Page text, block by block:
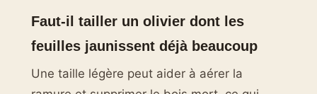
Faut-il tailler un olivier dont les
feuilles jaunissent déjà beaucoup
Une taille légère peut aider à aérer la